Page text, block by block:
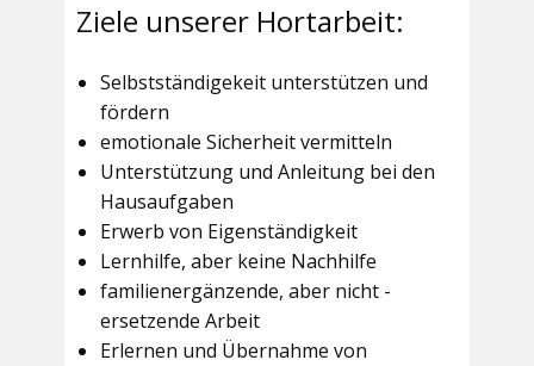
Ziele unserer Hortarbeit:
Selbstständigekeit unterstützen und
fördern
emotionale Sicherheit vermitteln
Unterstützung und Anleitung bei den
Hausaufgaben
Erwerb von Eigenständigkeit
Lernhilfe, aber keine Nachhilfe
familienergänzende, aber nicht -
ersetzende Arbeit
Erlernen und Übernahme von